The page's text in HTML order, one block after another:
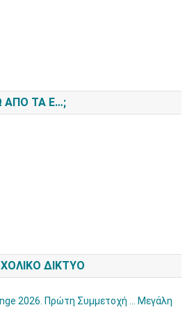
ΑΠΌ ΤΑ Ε…;
ΔΊΚΤΥΟ
2026. Πρώτη Συμμετοχή … Μεγάλη